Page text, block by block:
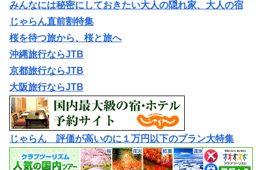
みんなには秘密にしておきたい大人の隠れ家、大人の宿
じゃらん直前割特集
桜を待つ旅から、桜と旅へ
沖縄旅行ならJTB
京都旅行ならJTB
大阪旅行ならJTB
じゃらん 評価が高いのに１万円以下のプラン大特集